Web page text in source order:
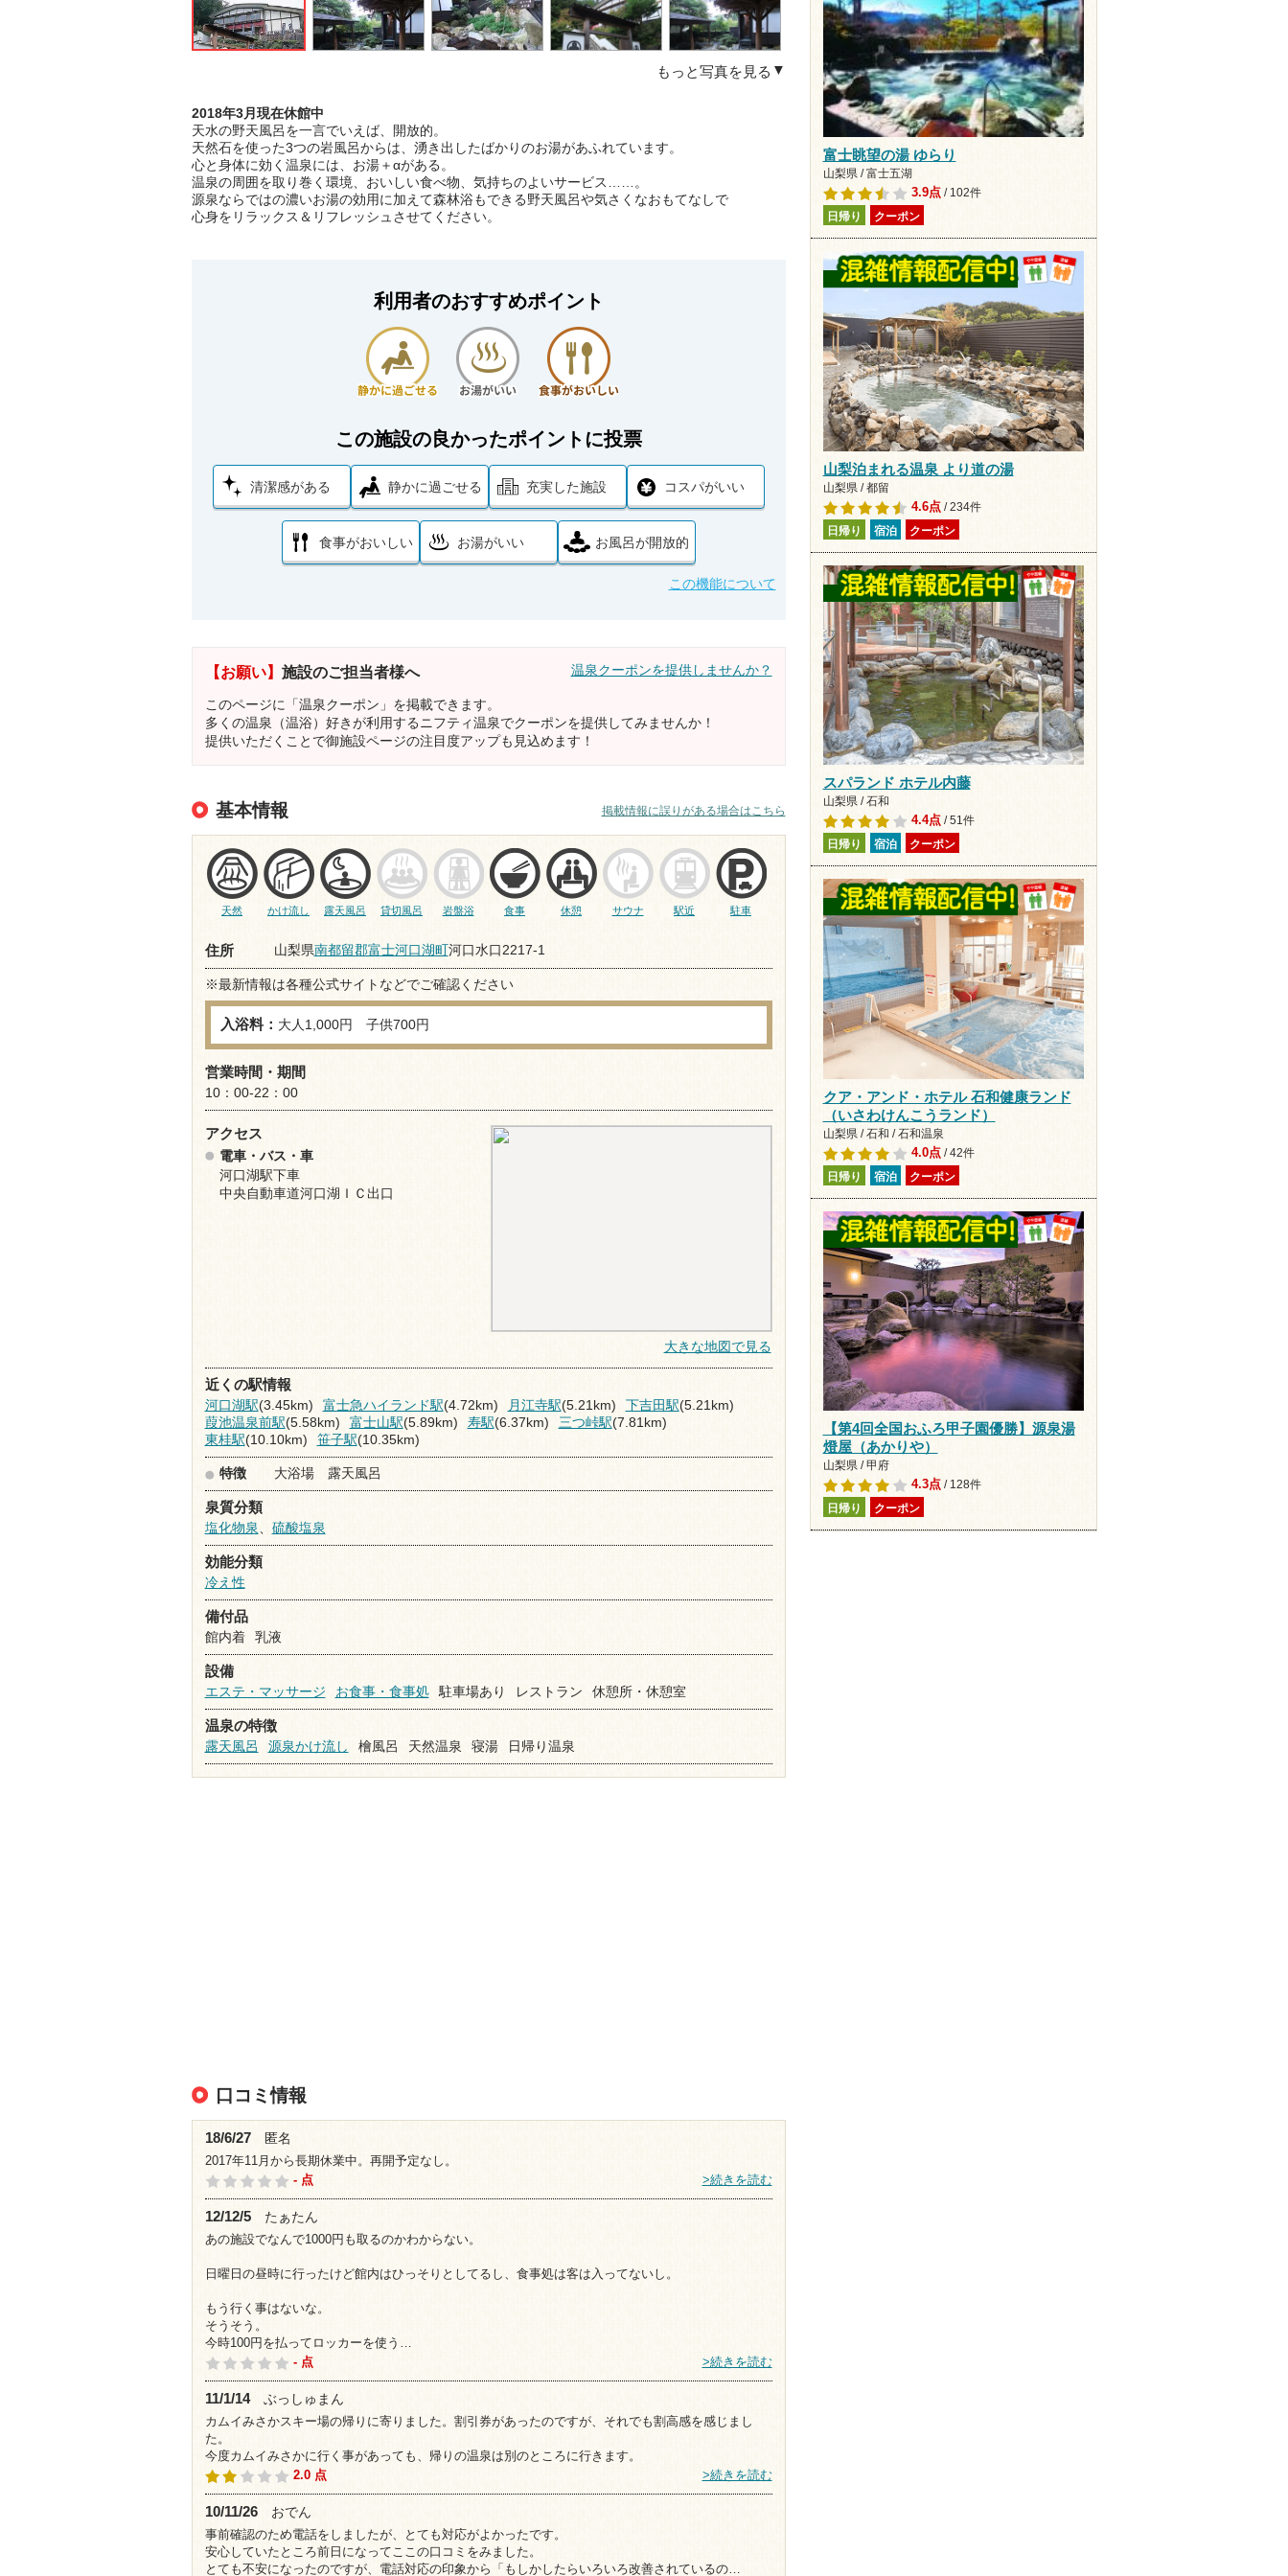
もっと写真を見る
2018年3月現在休館中
天水の野天風呂を一言でいえば、開放的。
天然石を使った3つの岩風呂からは、湧き出したばかりのお湯があふれています。
心と身体に効く温泉には、お湯＋αがある。
温泉の周囲を取り巻く環境、おいしい食べ物、気持ちのよいサービス……。
源泉ならではの濃いお湯の効用に加えて森林浴もできる野天風呂や気さくなおもてなしで
心身をリラックス＆リフレッシュさせてください。
利用者のおすすめポイント
この施設の良かったポイントに投票
清潔感がある 静かに過ごせる 充実した施設 コスパがいい
食事がおいしい お湯がいい お風呂が開放的
この機能について
【お願い】 施設のご担当者様へ 温泉クーポンを提供しませんか？
このページに「温泉クーポン」を掲載できます。
多くの温泉（温浴）好きが利用するニフティ温泉でクーポンを提供してみませんか！
提供いただくことで御施設ページの注目度アップも見込めます！
基本情報 掲載情報に誤りがある場合はこちら
天然 かけ流し 露天風呂 貸切風呂 岩盤浴 食事 休憩 サウナ 駅近 駐車
住所 山梨県南都留郡富士河口湖町河口水口2217-1
※最新情報は各種公式サイトなどでご確認ください
入浴料： 大人1,000円 子供700円
営業時間・期間
10：00-22：00
アクセス
電車・バス・車
河口湖駅下車
中央自動車道河口湖ＩＣ出口
大きな地図で見る
近くの駅情報
河口湖駅(3.45km) 富士急ハイランド駅(4.72km) 月江寺駅(5.21km) 下吉田駅(5.21km)
葭池温泉前駅(5.58km) 富士山駅(5.89km) 寿駅(6.37km) 三つ峠駅(7.81km)
東桂駅(10.10km) 笹子駅(10.35km)
特徴 大浴場 露天風呂
泉質分類
塩化物泉
硫酸塩泉
効能分類
冷え性
備付品
館内着
乳液
設備
エステ・マッサージ
お食事・食事処 駐車場あり レストラン 休憩所・休憩室
温泉の特徴
露天風呂
源泉かけ流し 檜風呂 天然温泉 寝湯 日帰り温泉
口コミ情報
18/6/27 匿名
2017年11月から長期休業中。再開予定なし。
- 点
>続きを読む
12/12/5 たぁたん
あの施設でなんで1000円も取るのかわからない。
日曜日の昼時に行ったけど館内はひっそりとしてるし、食事処は客は入ってないし。
もう行く事はないな。
そうそう。
今時100円を払ってロッカーを使う…
- 点
>続きを読む
11/1/14 ぶっしゅまん
カムイみさかスキー場の帰りに寄りました。割引券があったのですが、それでも割高感を感じまし
た。
今度カムイみさかに行く事があっても、帰りの温泉は別のところに行きます。
2.0 点
>続きを読む
10/11/26 おでん
事前確認のため電話をしましたが、とても対応がよかったです。
安心していたところ前日になってここの口コミをみました。
とても不安になったのですが、電話対応の印象から「もしかしたらいろいろ改善されているの…
富士眺望の湯 ゆらり
山梨県 / 富士五湖
3.9点/ 102件
日帰り クーポン
山梨泊まれる温泉 より道の湯
山梨県 / 都留
4.6点/ 234件
日帰り 宿泊 クーポン
スパランド ホテル内藤
山梨県 / 石和
4.4点/ 51件
日帰り 宿泊 クーポン
クア・アンド・ホテル 石和健康ランド
（いさわけんこうランド）
山梨県 / 石和 / 石和温泉
4.0点/ 42件
日帰り 宿泊 クーポン
【第4回全国おふろ甲子園優勝】源泉湯
燈屋（あかりや）
山梨県 / 甲府
4.3点/ 128件
日帰り クーポン